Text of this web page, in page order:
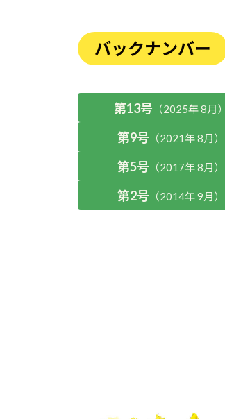
バックナンバー
第13号 （2025年 8月）
第9号 （2021年 8月）
第5号 （2017年 8月）
第2号 （2014年 9月）